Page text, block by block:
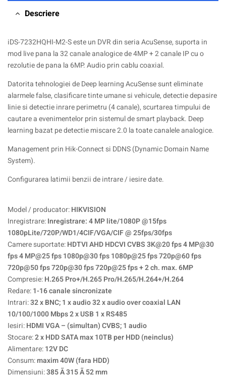
Descriere
iDS-7232HQHI-M2-S este un DVR din seria AcuSense, suporta in
mod live pana la 32 canale analogice de 4MP + 2 canale IP cu o
rezolutie de pana la 6MP. Audio prin cablu coaxial.
Datorita tehnologiei de Deep learning AcuSense sunt eliminate
alarmele false, clasificare tinte umane si vehicule, detectie depasire
linie si detectie inrare perimetru (4 canale), scurtarea timpului de
cautare a evenimentelor prin sistemul de smart playback. Deep
learning bazat pe detectie miscare 2.0 la toate canalele analogice.
Management prin Hik-Connect si DDNS (Dynamic Domain Name
System).
Configurarea latimii benzii de intrare / iesire date.
Model / producator:HIKVISION
Inregistrare:Inregistrare: 4 MP lite/1080P @15fps
1080pLite/720P/WD1/4CIF/VGA/CIF @ 25fps/30fps
Camere suportate:HDTVI AHD HDCVI CVBS 3K@20 fps 4 MP@30
fps 4 MP@25 fps 1080p@30 fps 1080p@25 fps 720p@60 fps
720p@50 fps 720p@30 fps 720p@25 fps + 2 ch. max. 6MP
Compresie:H.265 Pro+/H.265 Pro/H.265/H.264+/H.264
Redare:1-16 canale sincronizate
Intrari:32 x BNC; 1 x audio 32 x audio over coaxial LAN
10/100/1000 Mbps 2 x USB 1 x RS485
Iesiri:HDMI VGA – (simultan) CVBS; 1 audio
Stocare:2 x HDD SATA max 10TB per HDD (neinclus)
Alimentare:12V DC
Consum:maxim 40W (fara HDD)
Dimensiuni:385 Ã 315 Ã 52 mm